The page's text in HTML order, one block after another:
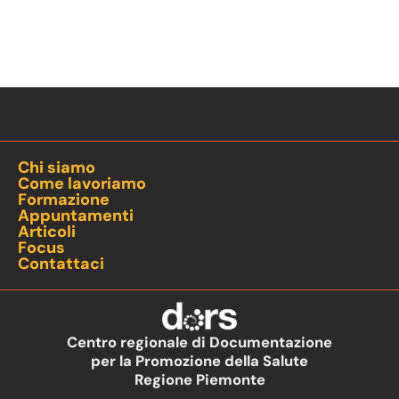
Chi siamo
Come lavoriamo
Formazione
Appuntamenti
Articoli
Focus
Contattaci
Centro regionale di Documentazione
per la Promozione della Salute
Regione Piemonte